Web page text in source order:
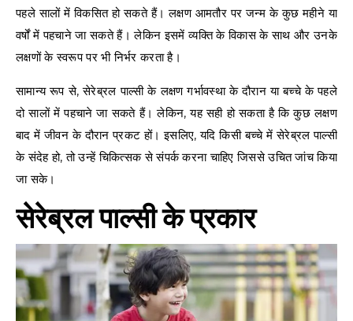
पहले सालों में विकसित हो सकते हैं। लक्षण आमतौर पर जन्म के कुछ महीने या
वर्षों में पहचाने जा सकते हैं। लेकिन इसमें व्यक्ति के विकास के साथ और उनके
लक्षणों के स्वरूप पर भी निर्भर करता है।
सामान्य रूप से, सेरेब्रल पाल्सी के लक्षण गर्भावस्था के दौरान या बच्चे के पहले
दो सालों में पहचाने जा सकते हैं। लेकिन, यह सही हो सकता है कि कुछ लक्षण
बाद में जीवन के दौरान प्रकट हों। इसलिए, यदि किसी बच्चे में सेरेब्रल पाल्सी
के संदेह हो, तो उन्हें चिकित्सक से संपर्क करना चाहिए जिससे उचित जांच किया
जा सके।
सेरेब्रल पाल्सीकेप्रकार